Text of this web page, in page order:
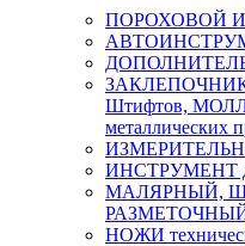
ПОРОХОВОЙ
ЗАКЛЕПОЧНИКИ
Штифтов,
металлических
ИНСТРУМЕНТ
МАЛЯРНЫЙ,
НОЖИ